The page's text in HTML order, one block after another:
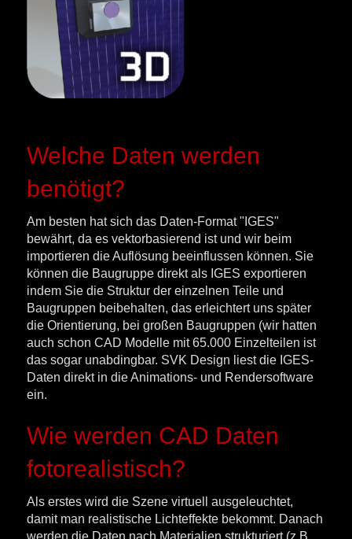
Welche Daten werden
benötigt?
Am besten hat sich das Daten-Format "IGES"
bewährt, da es vektorbasierend ist und wir beim
importieren die Auflösung beeinflussen können. Sie
können die Baugruppe direkt als IGES exportieren
indem Sie die Struktur der einzelnen Teile und
Baugruppen beibehalten, das erleichtert uns später
die Orientierung, bei großen Baugruppen (wir hatten
auch schon CAD Modelle mit 65.000 Einzelteilen ist
das sogar unabdingbar. SVK Design liest die IGES-
Daten direkt in die Animations- und Rendersoftware
ein.
Wie werden CAD Daten
fotorealistisch?
Als erstes wird die Szene virtuell ausgeleuchtet,
damit man realistische Lichteffekte bekommt. Danach
werden die Daten nach Materialien strukturiert (z.B.